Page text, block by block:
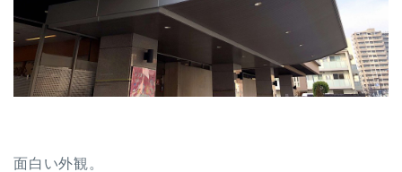
面白い外観。